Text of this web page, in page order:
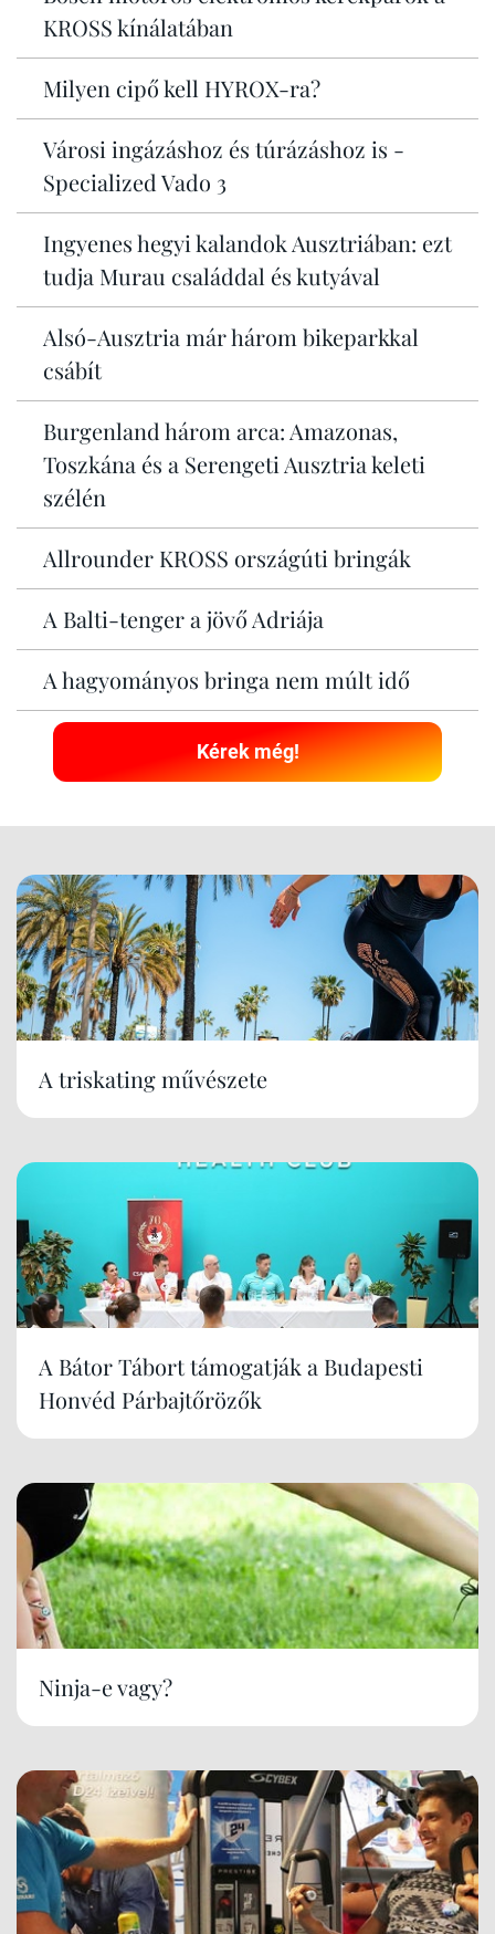
KROSS kínálatában
Milyen cipő kell HYROX-ra?
Városi ingázáshoz és túrázáshoz is -
Specialized Vado 3
Ingyenes hegyi kalandok Ausztriában: ezt
tudja Murau családdal és kutyával
Alsó-Ausztria már három bikeparkkal
csábít
Burgenland három arca: Amazonas,
Toszkána és a Serengeti Ausztria keleti
szélén
Allrounder KROSS országúti bringák
A Balti-tenger a jövő Adriája
A hagyományos bringa nem múlt idő
Kérek még!
A triskating művészete
A Bátor Tábort támogatják a Budapesti
Honvéd Párbajtőrözők
Ninja-e vagy?